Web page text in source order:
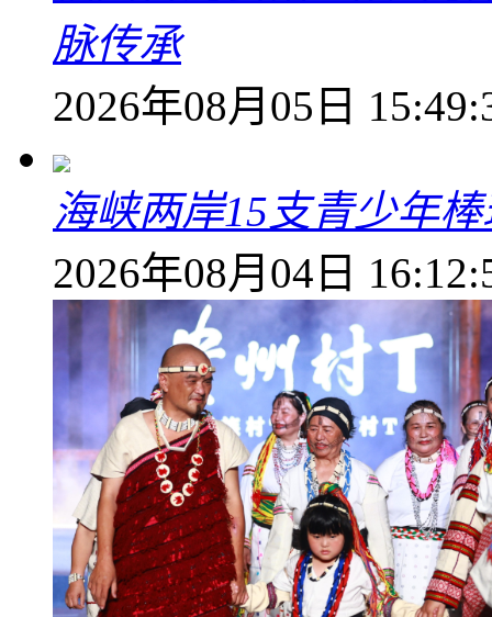
脉传承
2026年08月05日
海峡两岸15支青少年
2026年08月04日